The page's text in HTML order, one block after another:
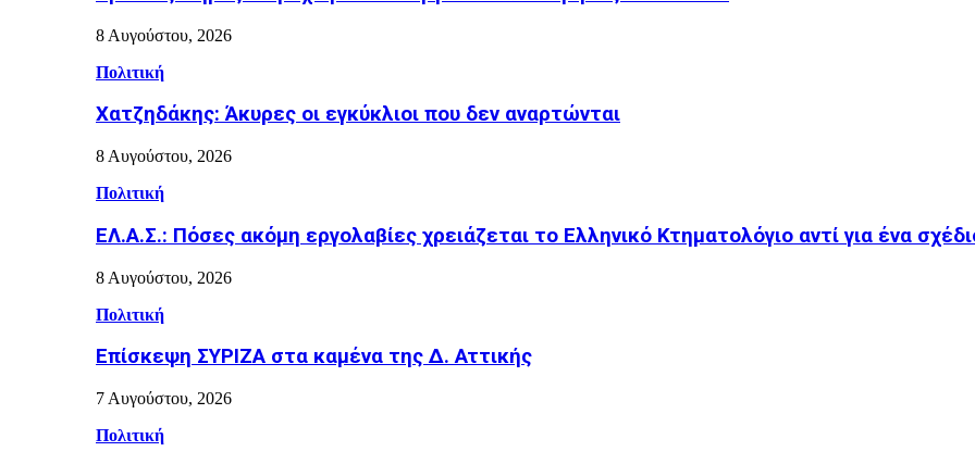
8 Αυγούστου, 2026
Πολιτική
Χατζηδάκης: Άκυρες οι εγκύκλιοι που δεν αναρτώνται
8 Αυγούστου, 2026
Πολιτική
ΕΛ.Α.Σ.: Πόσες ακόμη εργολαβίες χρειάζεται το Ελληνικό Κτηματολόγιο αντί για ένα
8 Αυγούστου, 2026
Πολιτική
Επίσκεψη ΣΥΡΙΖΑ στα καμένα της Δ. Αττικής
7 Αυγούστου, 2026
Πολιτική